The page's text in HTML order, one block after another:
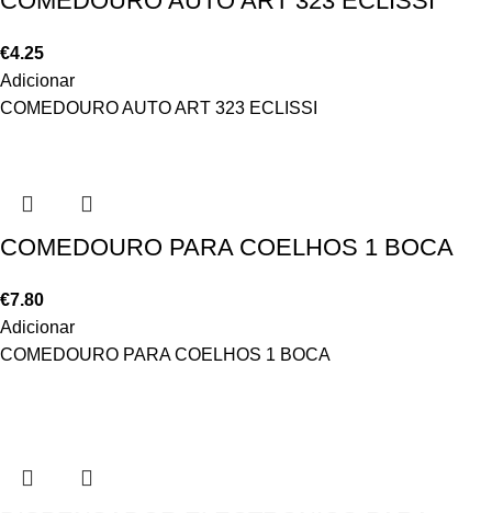
€4.25
Adicionar
COMEDOURO AUTO ART 323 ECLISSI
COMEDOURO PARA COELHOS 1 BOCA
€7.80
Adicionar
COMEDOURO PARA COELHOS 1 BOCA